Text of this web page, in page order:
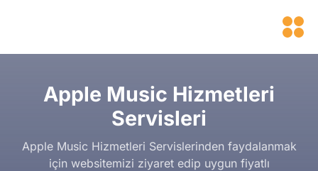
Apple Music Hizmetleri
Servisleri
Apple Music Hizmetleri Servislerinden faydalanmak
için websitemizi ziyaret edip uygun fiyatlı